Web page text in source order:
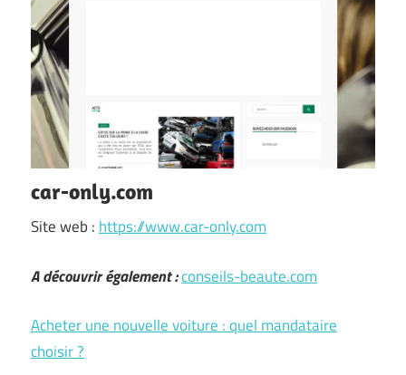
car-only.com
Site web : https://www.car-only.com
A découvrir également :conseils-beaute.com
Acheter une nouvelle voiture : quel mandataire
choisir ?